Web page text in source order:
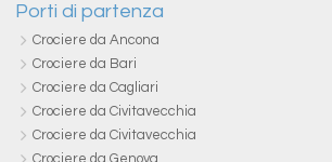
Porti di partenza
Crociere da Ancona
Crociere da Bari
Crociere da Cagliari
Crociere da Civitavecchia
Crociere da Civitavecchia